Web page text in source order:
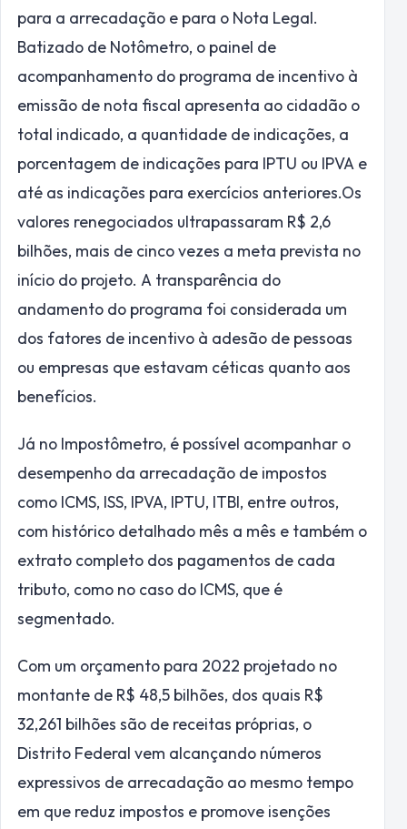
para a arrecadação e para o Nota Legal.
Batizado de Notômetro, o painel de
acompanhamento do programa de incentivo à
emissão de nota fiscal apresenta ao cidadão o
total indicado, a quantidade de indicações, a
porcentagem de indicações para IPTU ou IPVA e
até as indicações para exercícios anteriores.Os
valores renegociados ultrapassaram R$ 2,6
bilhões, mais de cinco vezes a meta prevista no
início do projeto. A transparência do
andamento do programa foi considerada um
dos fatores de incentivo à adesão de pessoas
ou empresas que estavam céticas quanto aos
benefícios.
Já no Impostômetro, é possível acompanhar o
desempenho da arrecadação de impostos
como ICMS, ISS, IPVA, IPTU, ITBI, entre outros,
com histórico detalhado mês a mês e também o
extrato completo dos pagamentos de cada
tributo, como no caso do ICMS, que é
segmentado.
Com um orçamento para 2022 projetado no
montante de R$ 48,5 bilhões, dos quais R$
32,261 bilhões são de receitas próprias, o
Distrito Federal vem alcançando números
expressivos de arrecadação ao mesmo tempo
em que reduz impostos e promove isenções